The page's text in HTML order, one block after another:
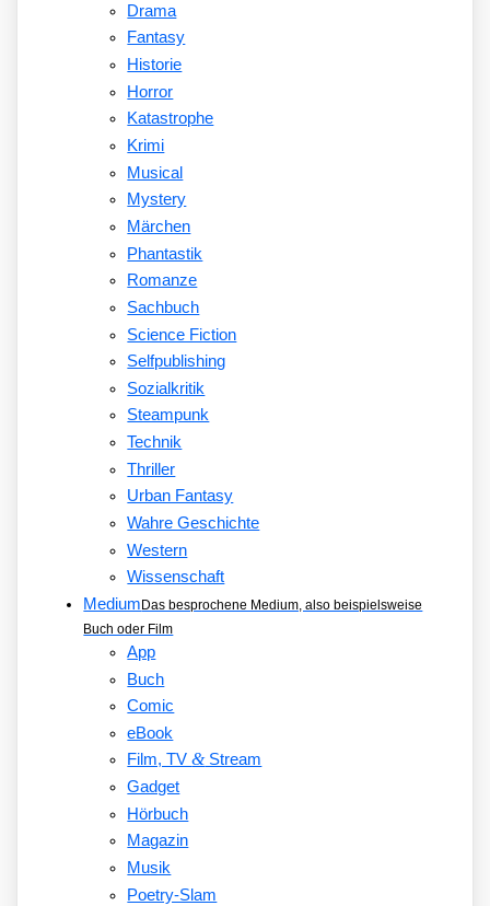
Drama
Fantasy
Historie
Horror
Katastrophe
Krimi
Musical
Mystery
Märchen
Phantastik
Romanze
Sachbuch
Science Fiction
Selfpublishing
Sozialkritik
Steampunk
Technik
Thriller
Urban Fantasy
Wahre Geschichte
Western
Wissenschaft
Medium Das besprochene Medium, also beispielsweise
Buch oder Film
App
Buch
Comic
eBook
Film, TV&Stream
Gadget
Hörbuch
Magazin
Musik
Poetry-Slam